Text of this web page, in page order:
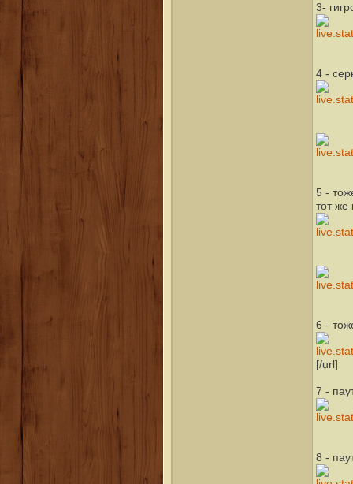
3-
4 -
5 -
тот
6 -
[/url]
7 -
8 -